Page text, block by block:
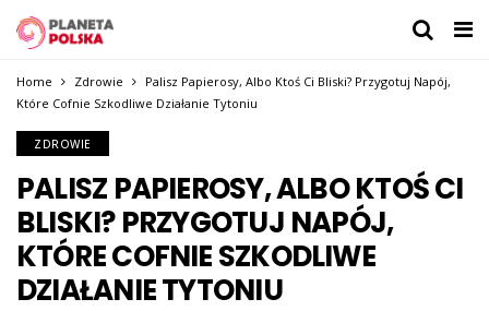
Home Zdrowie
Palisz Papierosy, Albo Ktoś Ci Bliski? Przygotuj Napój,
Które Cofnie Szkodliwe Działanie Tytoniu
ZDROWIE
PALISZ PAPIEROSY, ALBO KTOŚ CI
BLISKI? PRZYGOTUJ NAPÓJ,
KTÓRE COFNIE SZKODLIWE
DZIAŁANIE TYTONIU